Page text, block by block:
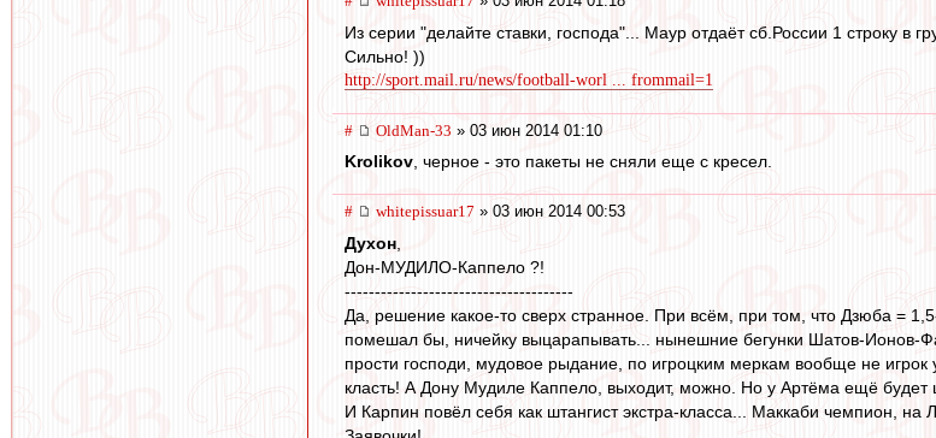
Из серии "делайте ставки, господа"... Маур отдаёт сб.России 1 строку в
Сильно! ))
http://sport.mail.ru/news/football-worl ... frommail=1
# OldMan-33 » 03 июн 2014 01:10
Krolikov, черное - это пакеты не сняли еще с кресел.
# whitepissuar17 » 03 июн 2014 00:53
Духон
Дон-МУДИЛО-Каппело ?!
--------------------------------------
Да, решение какое-то сверх странное. При всём, при том, что Дзюба =
помешал бы, ничейку выцарапывать... нынешние бегунки Шатов-Ионов-
прости господи, мудовое рыдание, по игроцким меркам вообще не
класть! А Дону Мудиле Каппело, выходит, можно. Но у Артёма ещё будет
И Карпин повёл себя как штангист экстра-класса... Маккаби чемпион,